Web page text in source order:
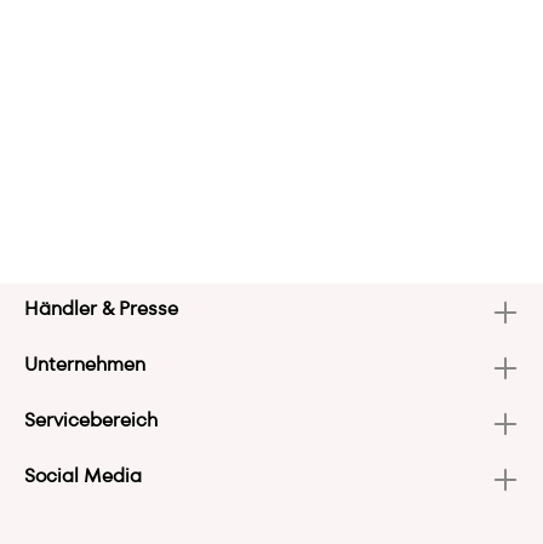
Händler & Presse
Unternehmen
Servicebereich
Social Media